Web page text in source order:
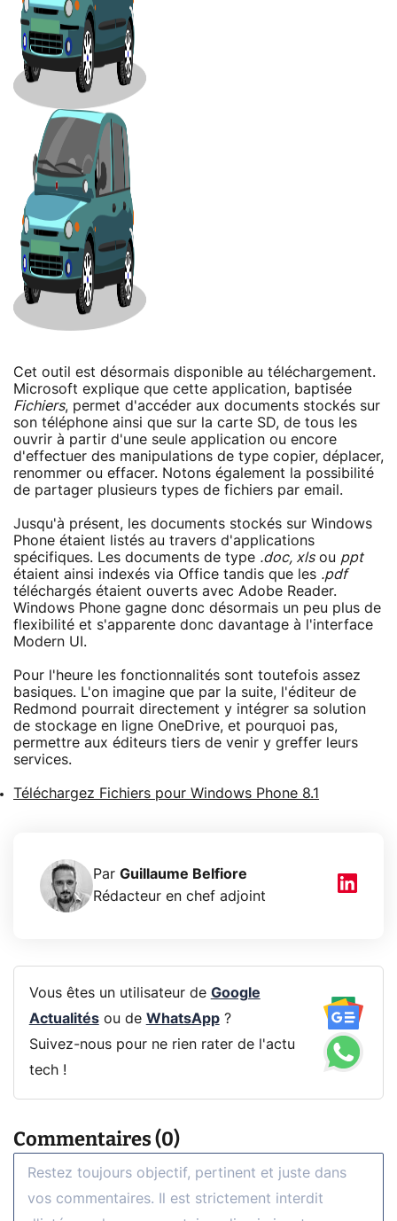
Cet outil est désormais disponible au téléchargement.
Microsoft explique que cette application, baptisée
Fichiers, permet d'accéder aux documents stockés sur
son téléphone ainsi que sur la carte SD, de tous les
ouvrir à partir d'une seule application ou encore
d'effectuer des manipulations de type copier, déplacer,
renommer ou effacer. Notons également la possibilité
de partager plusieurs types de fichiers par email.
Jusqu'à présent, les documents stockés sur Windows
Phone étaient listés au travers d'applications
spécifiques. Les documents de type .doc, xlsou ppt
étaient ainsi indexés via Office tandis que les .pdf
téléchargés étaient ouverts avec Adobe Reader.
Windows Phone gagne donc désormais un peu plus de
flexibilité et s'apparente donc davantage à l'interface
Modern UI.
Pour l'heure les fonctionnalités sont toutefois assez
basiques. L'on imagine que par la suite, l'éditeur de
Redmond pourrait directement y intégrer sa solution
de stockage en ligne OneDrive, et pourquoi pas,
permettre aux éditeurs tiers de venir y greffer leurs
services.
Téléchargez Fichiers pour Windows Phone 8.1
Par Guillaume Belfiore
Rédacteur en chef adjoint
Vous êtes un utilisateur de Google
Actualitésou de WhatsApp?
Suivez-nous pour ne rien rater de l'actu
tech !
Commentaires (0)